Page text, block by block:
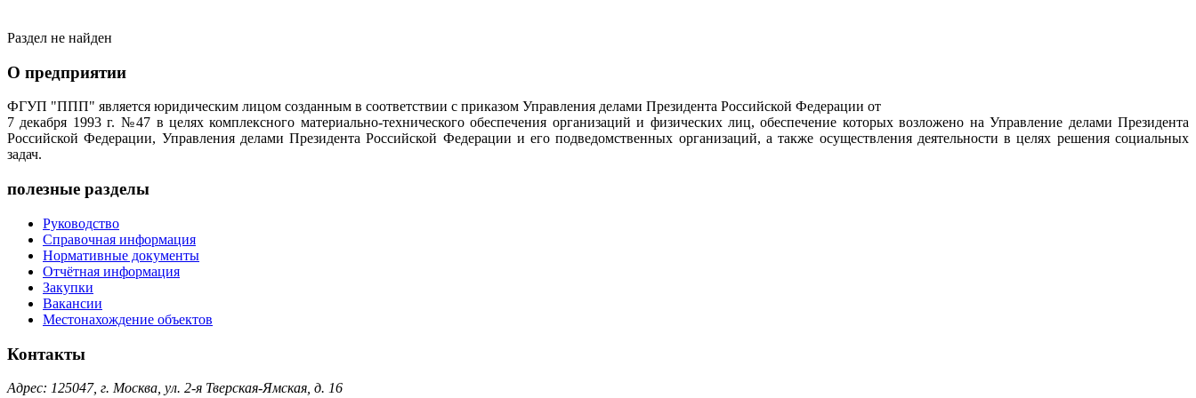
Раздел не найден
О предприятии
ФГУП "ППП" является юридическим лицом созданным в соответствии с приказом Управления делами Президента Российской Федерации от
7 декабря 1993 г. №47 в целях комплексного материально-технического обеспечения организаций и физических лиц, обеспечение которых возложено на Управление делами Президента
Российской Федерации, Управления делами Президента Российской Федерации и его подведомственных организаций, а также осуществления деятельности в целях решения социальных
задач.
полезные разделы
Руководство
Справочная информация
Нормативные документы
Отчётная информация
Закупки
Вакансии
Местонахождение объектов
Контакты
Адрес: 125047, г. Москва, ул. 2-я Тверская-Ямская, д. 16